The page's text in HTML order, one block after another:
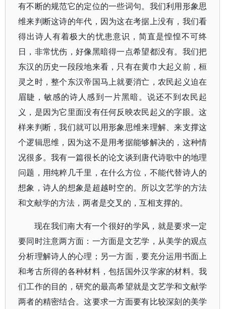
有不断的规范它的定位的一些词句。我们利用形象思
维来判断这诗的年代，因为这在考据上没有，我们看
得出诗人有着极大的忧患意识，简直是惶惶不可终
日，非常忧伤，好像黑暗得一点希望都没有。我们把
东汉的历史一段段地来看，只有在黄巾大起义前，桓
灵之时，整个东汉帝国马上就要消亡，农民起义迫在
眉睫，敏感的诗人感到一片黑暗。说还不到农民起
义，是因为它里面没有任何反映农民起义的字眼。这
样来判断，我们就可以用形象思维来理解、来支撑这
个逻辑思维，因为这不是用考据能够解决的，这种情
况很多。我有一篇很长的论文谈到唐代诗歌中的地理
问题，用纯粹几千里，在什么方位，不能代替诗人的
想象，诗人的想象是超越时空的。所以文艺学的方法
和文献学的方法，两者是交叉的，互相支撑的。
现在我们南大有一个很好的学风，就是要求一定
要同时注意两方面：一方面是文艺学，从美学的观点
分析理解诗人的心理；另一方面，要充分运用书面上
和考古所得的各种材料，包括国外汉学家的材料。我
们工作的目的，研究的最高希望就是文艺学和文献学
两者的精密结合。这要求一方面要有比较深刻的美学